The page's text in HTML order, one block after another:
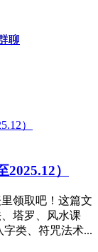
聊
）
领取吧！这篇文
塔罗、风水课
类、符咒法术...